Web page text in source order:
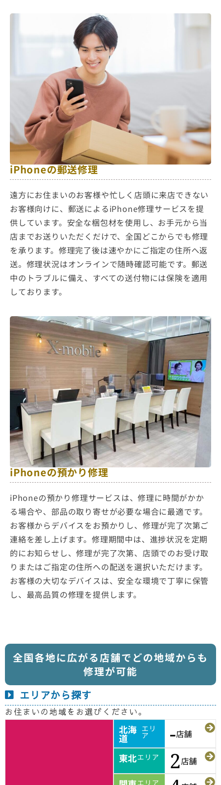
iPhoneの郵送修理
遠方にお住まいのお客様や忙しく店頭に来店できない
お客様向けに、郵送によるiPhone修理サービスを提
供しています。安全な梱包材を使用し、お手元から当
店までお送りいただくだけで、全国どこからでも修理
を承ります。修理完了後は速やかにご指定の住所へ返
送。修理状況はオンラインで随時確認可能です。郵送
中のトラブルに備え、すべての送付物には保険を適用
しております。
iPhoneの預かり修理
iPhoneの預かり修理サービスは、修理に時間がかか
る場合や、部品の取り寄せが必要な場合に最適です。
お客様からデバイスをお預かりし、修理が完了次第ご
連絡を差し上げます。修理期間中は、進捗状況を定期
的にお知らせし、修理が完了次第、店頭でのお受け取
りまたはご指定の住所への配送を選択いただけます。
お客様の大切なデバイスは、安全な環境で丁寧に保管
し、最高品質の修理を提供します。
全国各地に広がる店舗でどの地域からも
修理が可能
エリアから探す
お住まいの地域をお選びください。
北海
道
エリ
ア -店舗
東北エリア 2店舗
エリア